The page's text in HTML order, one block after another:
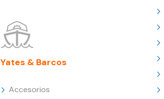
Yates & Barcos
Accesorios